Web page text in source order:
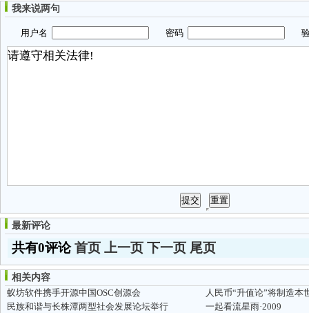
我来说两句
用户名 密码 验
最新评论
共有0评论首页 上一页 下一页 尾页
相关内容
蚁坊软件携手开源中国OSC创源会
人民币“升值论”将制造本
民族和谐与长株潭两型社会发展论坛举行
一起看流星雨·2009